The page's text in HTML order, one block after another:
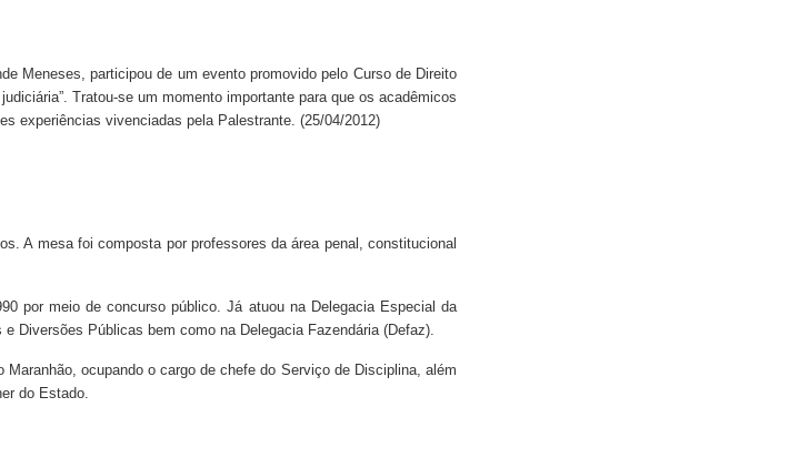
Meneses, participou de um evento promovido pelo Curso de Direito
Tratou-se um momento importante para que os acadêmicos
experiências vivenciadas pela Palestrante. (25/04/2012)
A mesa foi composta por professores da área penal, constitucional
por meio de concurso público. Já atuou na Delegacia Especial da
Diversões Públicas bem como na Delegacia Fazendária (Defaz).
ocupando o cargo de chefe do Serviço de Disciplina, além
do Estado.